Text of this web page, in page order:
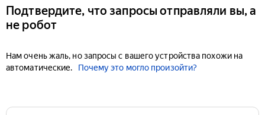
Подтвердите, что запросы отправляли вы, а
не робот
Нам очень жаль, но запросы с вашего устройства похожи на
автоматические.
Почему это могло произойти?